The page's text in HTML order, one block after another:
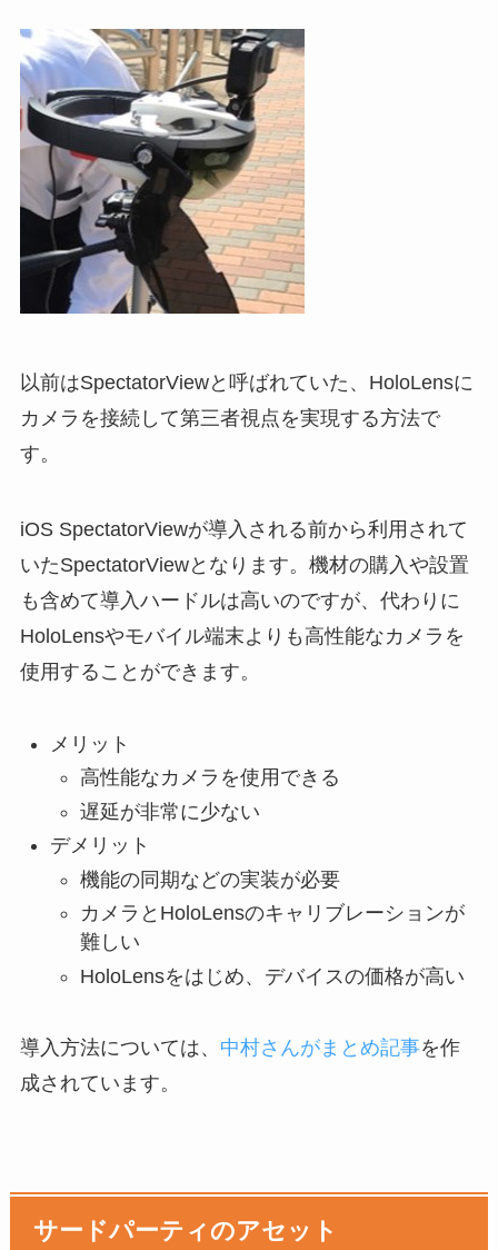
以前はSpectatorViewと呼ばれていた、HoloLensに
カメラを接続して第三者視点を実現する方法で
す。
iOS SpectatorViewが導入される前から利用されて
いたSpectatorViewとなります。機材の購入や設置
も含めて導入ハードルは高いのですが、代わりに
HoloLensやモバイル端末よりも高性能なカメラを
使用することができます。
メリット
高性能なカメラを使用できる
遅延が非常に少ない
デメリット
機能の同期などの実装が必要
カメラとHoloLensのキャリブレーションが
難しい
HoloLensをはじめ、デバイスの価格が高い
導入方法については、 中村さんがまとめ記事を作
成されています。
サードパーティのアセット